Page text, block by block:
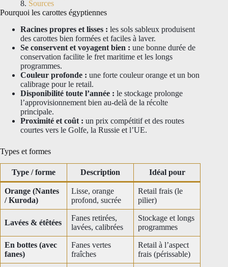
Sources
Pourquoi les carottes égyptiennes
Racines propres et lisses : les sols sableux produisent
des carottes bien formées et faciles à laver.
Se conservent et voyagent bien : une bonne durée de
conservation facilite le fret maritime et les longs
programmes.
Couleur profonde : une forte couleur orange et un bon
calibrage pour le retail.
Disponibilité toute l’année : le stockage prolonge
l’approvisionnement bien au-delà de la récolte
principale.
Proximité et coût : un prix compétitif et des routes
courtes vers le Golfe, la Russie et l’UE.
Types et formes
Type / forme Description Idéal pour
Orange (Nantes
/ Kuroda)
Lisse, orange
profond, sucrée
Retail frais (le
pilier)
Lavées & étêtées
Fanes retirées,
lavées, calibrées
Stockage et longs
programmes
En bottes (avec
fanes)
Fanes vertes
fraîches
Retail à l’aspect
frais (périssable)